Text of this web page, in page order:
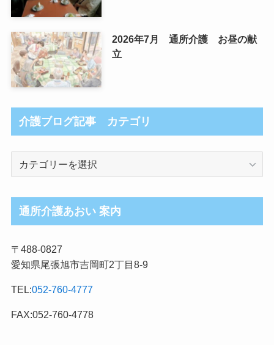
2026年7月 通所介護 お昼の献
立
介護ブログ記事 カテゴリ
ロ
グ
事
カ
ゴ
リ
通所介護あおい 案内
〒488-0827
愛知県尾張旭市吉岡町2丁目8-9
TEL:052-760-4777
FAX:052-760-4778